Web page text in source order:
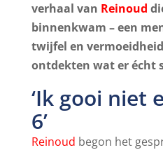
verhaal van Reinoud
binnenkwam – een
twijfel en
ontdekten wat er écht
‘Ik gooi niet
6’
Reinoud begon het